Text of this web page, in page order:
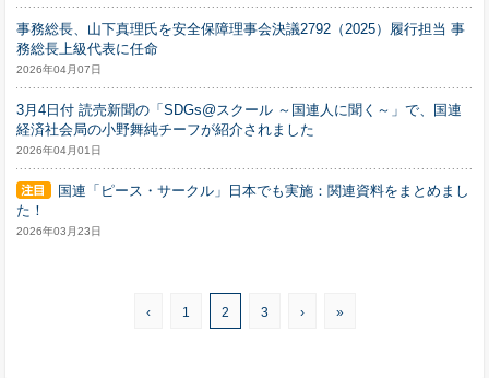
事務総長、山下真理氏を安全保障理事会決議2792（2025）履行担当 事
務総長上級代表に任命
2026年04月07日
3月4日付 読売新聞の「SDGs@スクール ～国連人に聞く～」で、国連
経済社会局の小野舞純チーフが紹介されました
2026年04月01日
国連「ピース・サークル」日本でも実施：関連資料をまとめまし
た！
2026年03月23日
‹ 1 2 3 › »